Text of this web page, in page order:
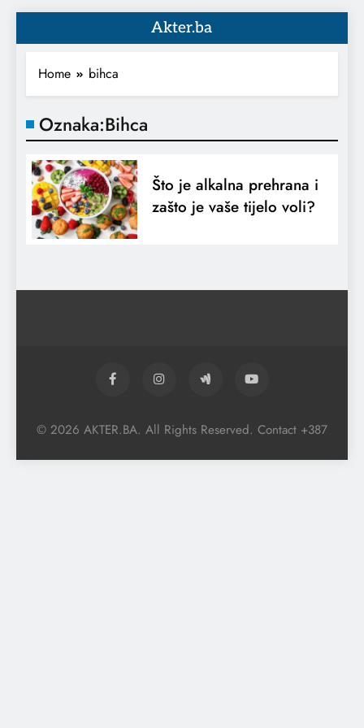
Akter.ba
Home bihca
Oznaka:Bihca
Što je alkalna prehrana i
zašto je vaše tijelo voli?
© 2026 AKTER.BA. All Rights Reserved. Contact +387